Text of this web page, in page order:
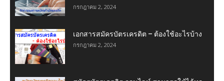
กรกฎาคม 2, 2024
เอกสารสมัครบัตรเครดิต – ต้องใช้อะไรบ้าง
กรกฎาคม 2, 2024